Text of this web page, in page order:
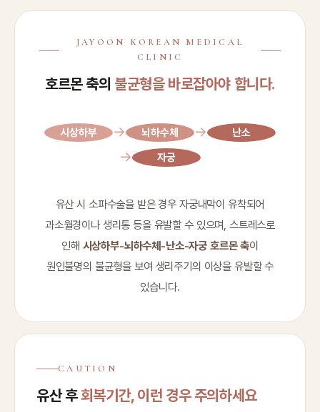
JAYOON KOREAN MEDICAL
CLINIC
호르몬 축의 불균형을 바로잡아야 합니다.
시상하부 → 뇌하수체 → 난소
→ 자궁
유산 시 소파수술을 받은 경우 자궁내막이 유착되어
과소월경이나 생리통 등을 유발할 수 있으며, 스트레스로
인해 시상하부-뇌하수체-난소-자궁 호르몬 축이
원인불명의 불균형을 보여 생리주기의 이상을 유발할 수
있습니다.
CAUTION
유산 후회복기간, 이런 경우 주의하세요